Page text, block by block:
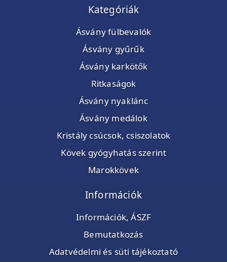
Kategóriák
Ásvány fülbevalók
Ásvány gyűrűk
Ásvány karkötők
Ritkaságok
Ásvány nyaklánc
Ásvány medálok
Kristály csúcsok, csiszolatok
Kövek gyógyhatás szerint
Marokkövek
Információk
Információk, ÁSZF
Bemutatkozás
Adatvédelmi és süti tájékoztató